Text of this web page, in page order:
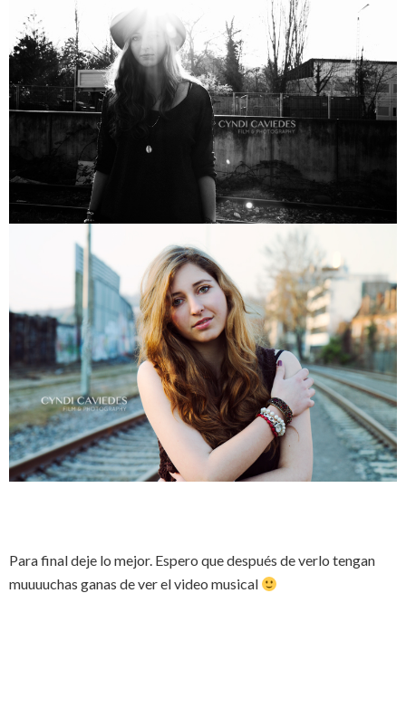
Para final deje lo mejor. Espero que después de verlo tengan
muuuuchas ganas de ver el video musical